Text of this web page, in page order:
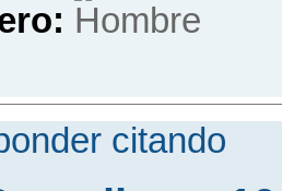
citando